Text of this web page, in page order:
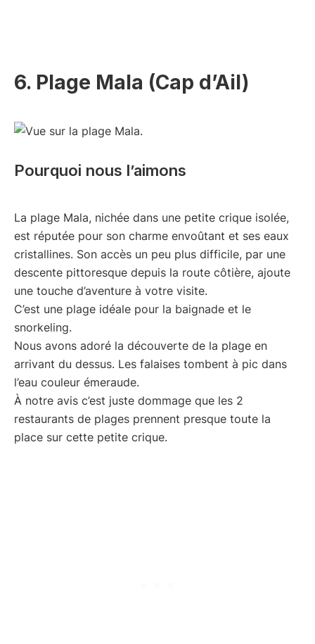
6. Plage Mala (Cap d’Ail)
Pourquoi nous l’aimons
La plage Mala, nichée dans une petite crique isolée,
est réputée pour son charme envoûtant et ses eaux
cristallines. Son accès un peu plus difficile, par une
descente pittoresque depuis la route côtière, ajoute
une touche d’aventure à votre visite.
C’est une plage idéale pour la baignade et le
snorkeling.
Nous avons adoré la découverte de la plage en
arrivant du dessus. Les falaises tombent à pic dans
l’eau couleur émeraude.
À notre avis c’est juste dommage que les 2
restaurants de plages prennent presque toute la
place sur cette petite crique.